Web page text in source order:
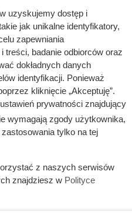
pojawiają się
zbierackie.
Gospodarka
Na ten czas
uzyskujemy dostęp i
jak unikalne identyfikatory,
zapewniania
treści, badanie odbiorców oraz
dokładnych danych
identyfikacji. Ponieważ
kliknięcie „Akceptuję”.
prywatności znajdujący
wymagają zgody użytkownika,
tylko na tej
z naszych serwisów
znajdziesz w Polityce